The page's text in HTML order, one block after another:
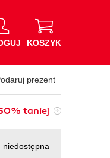
KOSZYK
prezent
taniej
niedostępna